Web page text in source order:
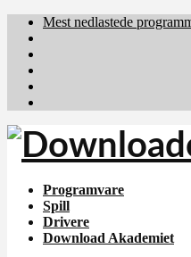
Mest nedlastede
Programvare
Spill
Drivere
Download Akademiet